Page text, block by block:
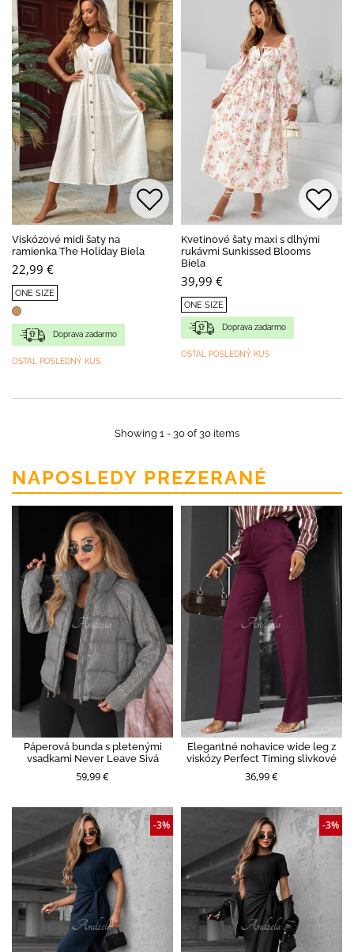
Viskózové midi šaty na
ramienka The Holiday Biela
22,99 €
ONE SIZE
Doprava zadarmo
OSTAL POSLEDNÝ KUS
Kvetinové šaty maxi s dlhými
rukávmi Sunkissed Blooms
Biela
39,99 €
ONE SIZE
Doprava zadarmo
OSTAL POSLEDNÝ KUS
Showing 1 - 30 of 30 items
NAPOSLEDY PREZERANÉ
Páperová bunda s pletenými
vsadkami Never Leave Sivá
59,99 €
Elegantné nohavice wide leg z
viskózy Perfect Timing slivkové
36,99 €
-3% -3%